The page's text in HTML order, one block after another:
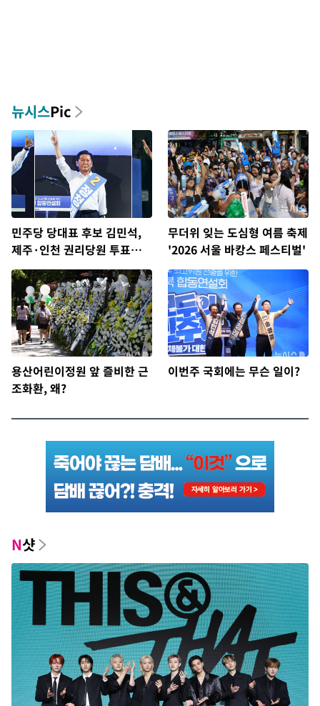
뉴시스Pic
민주당 당대표 후보 김민석,
제주·인천 권리당원 투표서
정청래에 승리
무더위 잊는 도심형 여름 축제
'2026 서울 바캉스 페스티벌'
용산어린이정원 앞 즐비한 근
조화환, 왜?
이번주 국회에는 무슨 일이?
N샷